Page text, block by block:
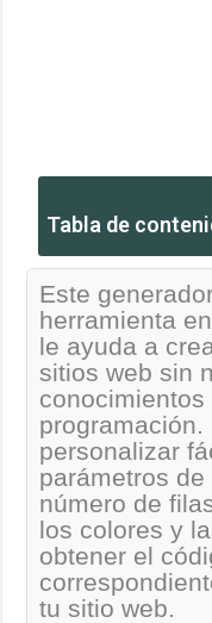
Tabla de
Este
herramienta
le ayuda a
sitios web sin
programación.
personalizar
parámetros
número de
los colores y
obtener el
tu sitio web.